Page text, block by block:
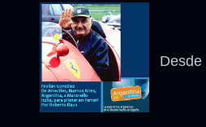
Desde